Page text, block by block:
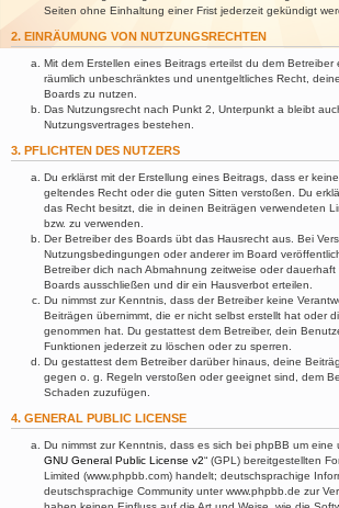
Seiten ohne Einhaltung einer Frist jederzeit gekündigt
2. EINRÄUMUNG VON NUTZUNGSRECHTEN
Mit dem Erstellen eines Beitrags erteilst du dem Betreiber
räumlich unbeschränktes und unentgeltliches Recht,
Boards zu nutzen.
Das Nutzungsrecht nach Punkt 2, Unterpunkt a bleibt
Nutzungsvertrages bestehen.
3. PFLICHTEN DES NUTZERS
Du erklärst mit der Erstellung eines Beitrags, dass er
geltendes Recht oder die guten Sitten verstoßen. Du
das Recht besitzt, die in deinen Beiträgen verwendeten
bzw. zu verwenden.
Der Betreiber des Boards übt das Hausrecht aus. Bei
Nutzungsbedingungen oder anderer im Board
Betreiber dich nach Abmahnung zeitweise oder
Boards ausschließen und dir ein Hausverbot erteilen.
Du nimmst zur Kenntnis, dass der Betreiber keine
Beiträgen übernimmt, die er nicht selbst erstellt hat oder
genommen hat. Du gestattest dem Betreiber, dein
Funktionen jederzeit zu löschen oder zu sperren.
Du gestattest dem Betreiber darüber hinaus, deine
gegen o. g. Regeln verstoßen oder geeignet sind, dem
Schaden zuzufügen.
4. GENERAL PUBLIC LICENSE
Du nimmst zur Kenntnis, dass es sich bei phpBB um eine
GNU General Public License v2“ (GPL) bereitgestellten
Limited (www.phpbb.com) handelt; deutschsprachige
deutschsprachige Community unter www.phpbb.de zur